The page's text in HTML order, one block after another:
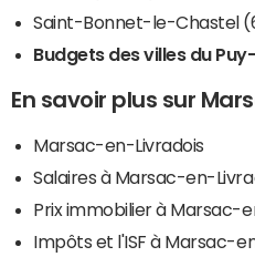
Saint-Bonnet-le-Chastel
Budgets des villes du
En savoir plus sur
Marsac-en-Livradois
Salaires à Marsac-en-
Prix immobilier à Marsac-
Impôts et l'ISF à Marsac-